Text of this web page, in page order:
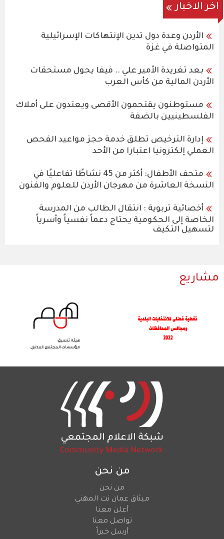
اخر الاخبار
الأردن وعدة دول تدين الإنتهاكات الإسرائيلية
المتواصلة في غزة
بعد تغريدة الأمير علي .. فيفا يحول مستحقات
الأردن المالية من كأس العرب
مستوطنون يقتحمون الأقصى ويعتدون على أملاك
الفلسطينيين بالضفة
إدارة الترخيص تطلق خدمة حجز مواعيد الفحص
العملي إلكترونيا اعتبارا من الأحد
متحف الأطفال: أكثر من 45 نشاطًا تفاعليًا في
النسخة العاشرة من مهرجان الأردن للعلوم والفنون
أخصائية تربوية : انتقال الطالب من المدرسة
الخاصة إلى الحكومية يحتاج دعماً نفسياً وأسرياً
لتسهيل التكيف
مشاريع
من نحن
من نحن
ميثاق عمان نت المهني
أعلن معنا
تواصل معنا
أرسل خبراً